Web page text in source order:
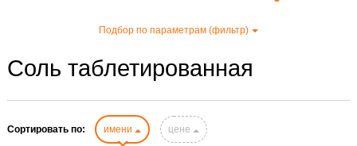
Подбор по параметрам (фильтр)
Соль таблетированная
Сортировать по: имени цене